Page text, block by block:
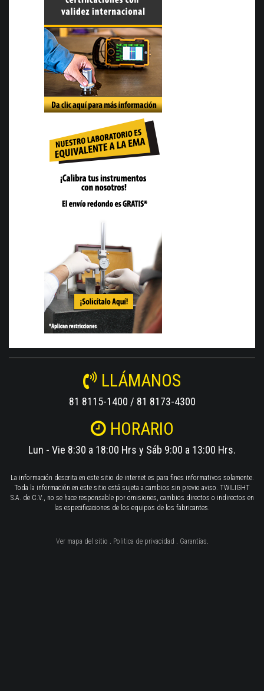
LLÁMANOS
81 8115-1400 / 81 8173-4300
HORARIO
Lun - Vie 8:30 a 18:00 Hrs y Sáb 9:00 a 13:00 Hrs.
La información descrita en este sitio de internet es para fines informativos solamente.
Toda la información en este sitio está sujeta a cambios sin previo aviso. TWILIGHT
S.A. de C.V., no se hace responsable por omisiones, cambios directos o indirectos en
las especificaciones de los equipos de los fabricantes.
Ver mapa del sitio . Politica de privacidad . Garantías.